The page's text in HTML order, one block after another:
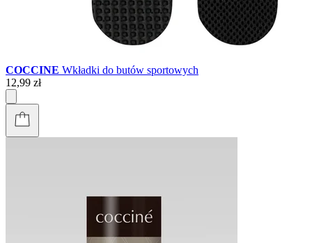
COCCINE Wkładki do butów sportowych
12,99 zł